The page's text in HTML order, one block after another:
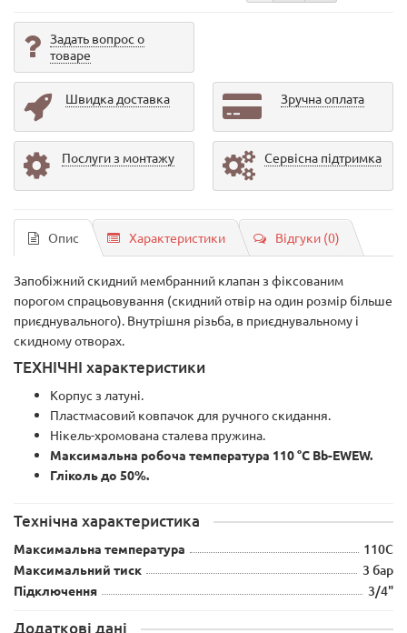
Задать вопрос о
товаре
Швидка доставка Зручна оплата
Послуги з монтажу Сервісна підтримка
Опис Характеристики Відгуки (0)
Запобіжний скидний мембранний клапан з фіксованим
порогом спрацьовування (скидний отвір на один розмір більше
приєднувального). Внутрішня різьба, в приєднувальному і
скидному отворах.
ТЕХНІЧНІ характеристики
Корпус з латуні.
Пластмасовий ковпачок для ручного скидання.
Нікель-хромована сталева пружина.
Максимальна робоча температура 110 °C Bb-EWEW.
Гліколь до 50%.
Технічна характеристика
Максимальна температура 110С
Максимальний тиск 3 бар
Підключення 3/4"
Додаткові дані